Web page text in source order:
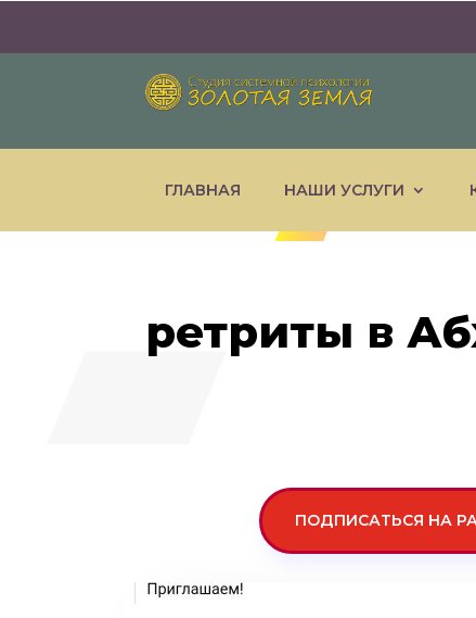
ГЛАВНАЯ НАШИ УСЛУГИ
ретриты в
ПОДПИСАТЬСЯ НА